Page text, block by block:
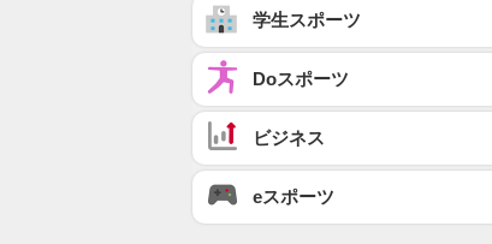
学生スポーツ
Doスポーツ
ビジネス
eスポーツ